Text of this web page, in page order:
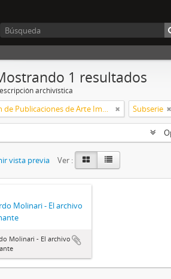
1 resultados
archivística
Colección de Publicaciones de Arte Impreso Subserie
vista previa Ver :
Molinari - El archivo
Molinari - El archivo